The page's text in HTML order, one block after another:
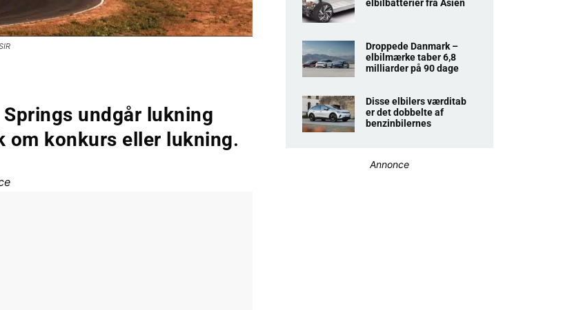
undgår lukning
om konkurs eller lukning.
elbilbatterier fra Asien
Droppede Danmark –
elbilmærke taber 6,8
milliarder på 90 dage
Disse elbilers værditab
er det dobbelte af
benzinbilernes
Annonce